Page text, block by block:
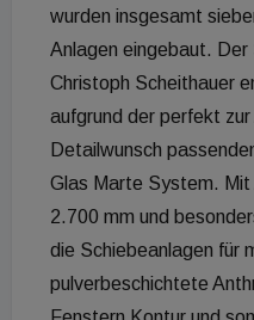
wurden insgesamt
Anlagen eingebaut.
Christoph Scheithauer
aufgrund der perfekt
Detailwunsch
Glas Marte System.
2.700 mm und
die Schiebeanlagen für
pulverbeschichtete